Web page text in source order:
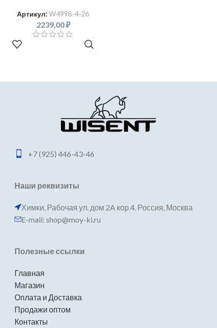
Артикул: W4998-4-26
2239,00₽
+7 (925) 446-43-46
Наши реквизиты
Химки, Рабочая ул. дом 2A кор.4. Россия, Москва
E-mail: shop@moy-ki.ru
Полезные ссылки
Главная
Магазин
Оплата и Доставка
Продажи оптом
Контакты